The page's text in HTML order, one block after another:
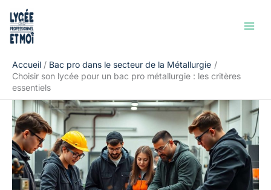
contenu
Accueil
Bac pro dans le secteur de la Métallurgie
Choisir son lycée pour un bac pro métallurgie : les critères
essentiels
Rechercher